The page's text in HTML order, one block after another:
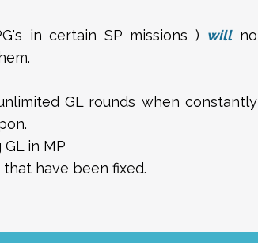
in certain SP missions ) willno
GL rounds when constantly
in MP
have been fixed.